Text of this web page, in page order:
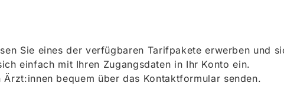
Sie eines der verfügbaren Tarifpakete erwerben und
einfach mit Ihren Zugangsdaten in Ihr Konto ein.
bequem über das Kontaktformular senden.